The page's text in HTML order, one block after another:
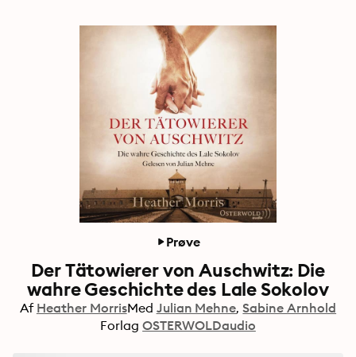
Prøve
Der Tätowierer von Auschwitz: Die
wahre Geschichte des Lale Sokolov
Af Heather MorrisMed Julian Mehne Sabine Arnhold
Forlag OSTERWOLDaudio